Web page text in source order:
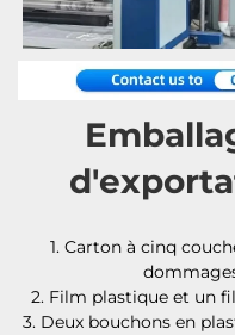
1. Carton à cinq
2. Film plastique et un
3. Deux bouchons en